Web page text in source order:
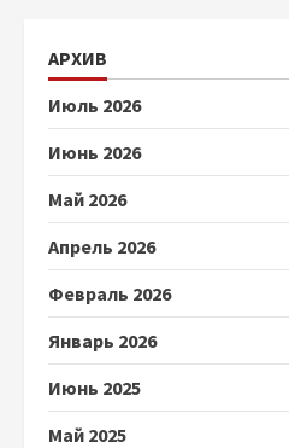
АРХИВ
Июль 2026
Июнь 2026
Май 2026
Апрель 2026
Февраль 2026
Январь 2026
Июнь 2025
Май 2025